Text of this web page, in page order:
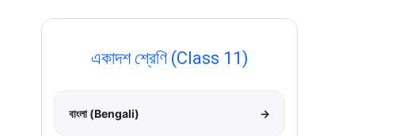
একাদশ শ্রেণি (Class 11)
বাংলা (Bengali) →